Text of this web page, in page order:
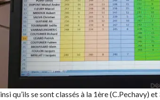
qu’ils se sont classés à la 1ère (C.Pechavy)